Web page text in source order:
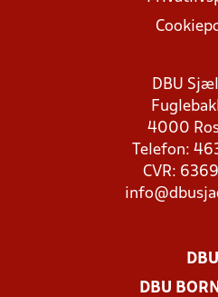
DBU
4000
Telefon:
CVR:
DBU
DBU